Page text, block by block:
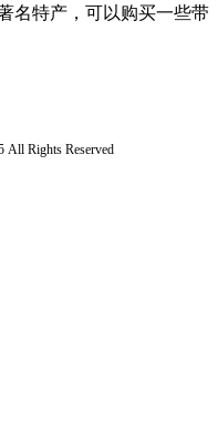
名特产，可以购买一些带
All Rights Reserved